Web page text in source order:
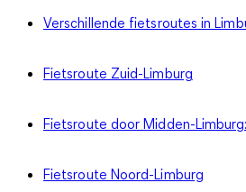
Verschillende fietsroutes in
Fietsroute Zuid-Limburg
Fietsroute door Midden-
Fietsroute Noord-Limburg